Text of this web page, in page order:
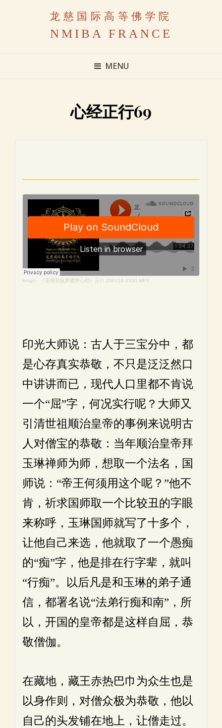
龙慈国际高等佛学院
NMIBA FRANCE
MENU
心经正行69
longci · 《圣般若波罗蜜罗心经》正行 200116 0330.MP3
印光大师说：古人于三宝分中，都
是心存真实恭敬，不只是泛泛然口
中讲讲而已，现代人口里都不肯说
一个“屈”字，何况实行呢？大师又
引清世祖顺治皇帝的事例来说明古
人对僧宝的恭敬：当年顺治皇帝拜
玉琳禅师为师，想取一个法名，国
师说：“帝王何须用这个呢？”他不
肯，祈求国师取一个比较丑的字眼
来称呼，玉琳国师就写了十多个，
让他自己来选，他就取了一个愚痴
的“痴”字，他是排在行字辈，就叫
“行痴”。以后凡是和玉琳的弟子通
信，都署名说“法弟行痴和南”，所
以，开国的皇帝都是这样自屈，恭
敬僧伽。
在藏地，藏王赤热巴巾为众生也是
以身作则，对僧众极为恭敬，他以
自己的头发铺在地上，让僧走过。